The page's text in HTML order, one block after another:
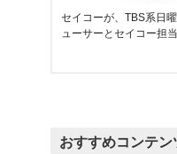
セイコーが、TBS系日
ューサーとセイコー担
おすすめコンテン